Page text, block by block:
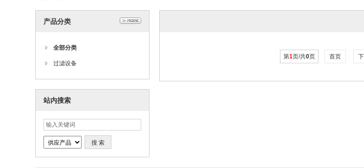
产品分类
全部分类
过滤设备
站内搜索
第1页/共0页 首页